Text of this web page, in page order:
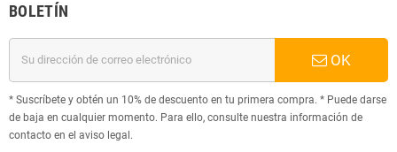
BOLETÍN
OK
* Suscríbete y obtén un 10% de descuento en tu primera compra. * Puede darse
de baja en cualquier momento. Para ello, consulte nuestra información de
contacto en el aviso legal.